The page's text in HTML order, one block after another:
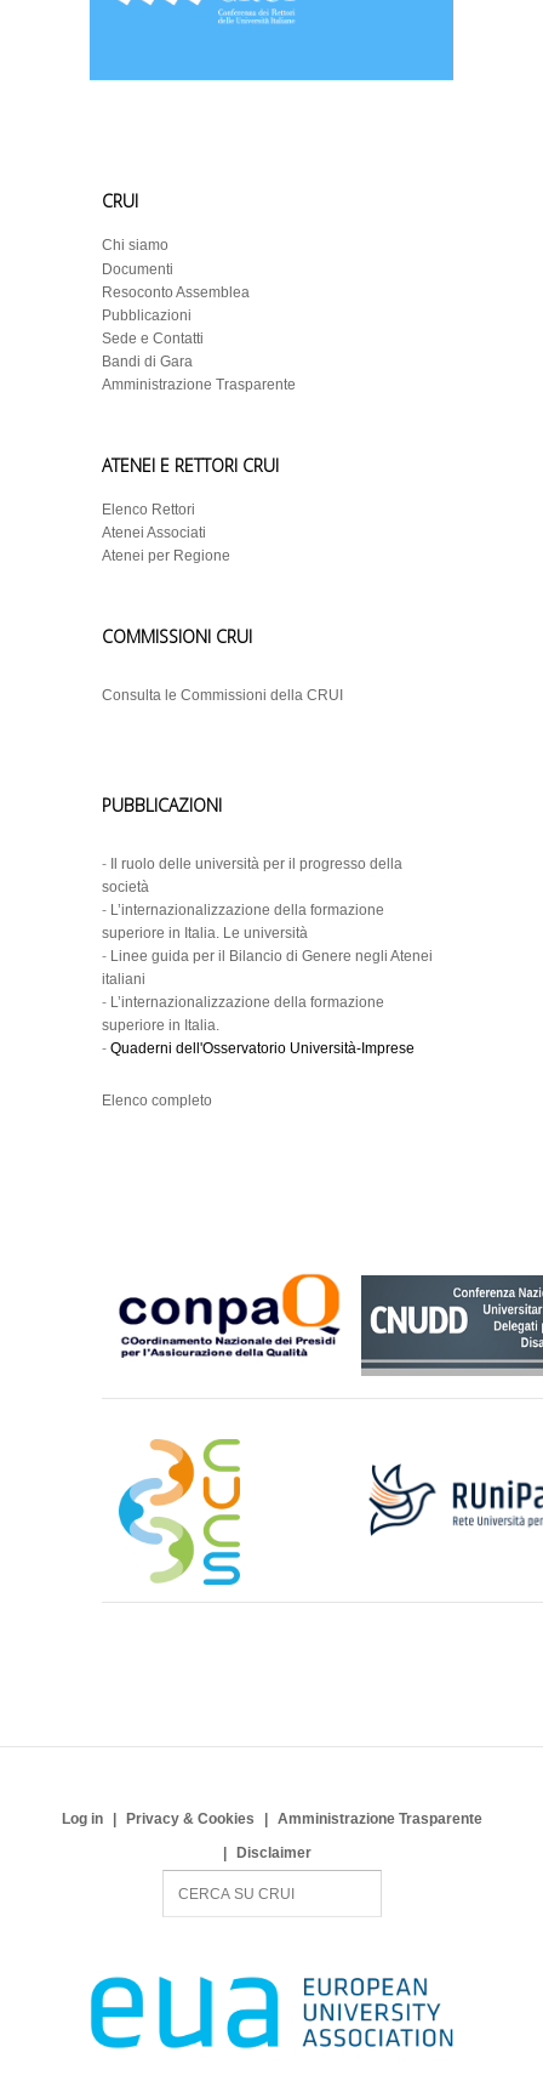
CRUI
Chi siamo
Documenti
Resoconto Assemblea
Pubblicazioni
Sede e Contatti
Bandi di Gara
Amministrazione Trasparente
ATENEI E RETTORI CRUI
Elenco Rettori
Atenei Associati
Atenei per Regione
COMMISSIONI CRUI
Consulta le Commissioni della CRUI
PUBBLICAZIONI
-
Il ruolo delle università per il progresso della
società
- L’internazionalizzazione della formazione
superiore in Italia. Le università
- Linee guida per il Bilancio di Genere negli Atenei
italiani
- L’internazionalizzazione della formazione
superiore in Italia.
- Quaderni dell'Osservatorio Università-Imprese
Elenco completo
Log in Privacy & Cookies
Amministrazione Trasparente
Disclaimer
c